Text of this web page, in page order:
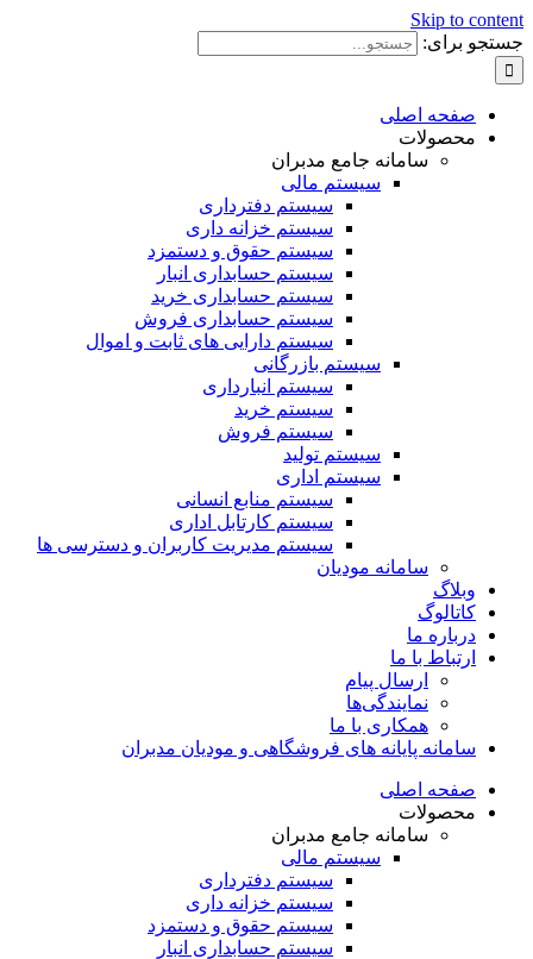
Skip to content
جستجو برای:
صفحه اصلی
محصولات
سامانه جامع مدبران
سیستم مالی
سیستم دفترداری
سیستم خزانه داری
سیستم حقوق و دستمزد
سیستم حسابداری انبار
سیستم حسابداری خرید
سیستم حسابداری فروش
سیستم دارایی های ثابت و اموال
سیستم بازرگانی
سیستم انبارداری
سیستم خرید
سیستم فروش
سیستم تولید
سیستم اداری
سیستم منابع انسانی
سیستم کارتابل اداری
سیستم مدیریت کاربران و دسترسی ها
سامانه مودیان
وبلاگ
کاتالوگ
درباره ما
ارتباط با ما
ارسال پیام
نمایندگی‌ها
همکاری با ما
سامانه پایانه های فروشگاهی و مودیان مدبران
صفحه اصلی
محصولات
سامانه جامع مدبران
سیستم مالی
سیستم دفترداری
سیستم خزانه داری
سیستم حقوق و دستمزد
سیستم حسابداری انبار